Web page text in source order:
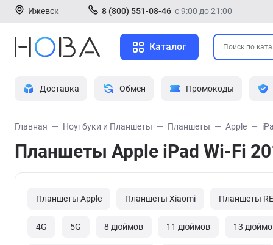
Ижевск 8 (800) 551-08-46 с 9:00 до 21:00
Каталог
Доставка Обмен Промокоды
Главная Ноутбуки и Планшеты Планшеты Apple
Планшеты Apple iPad Wi-Fi
Планшеты Apple Планшеты Xiaomi Планшеты
4G 5G 8 дюймов 11 дюймов 13